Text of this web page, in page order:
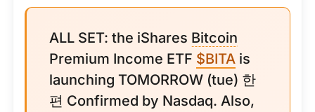
ALL SET: the iShares Bitcoin
Premium Income ETF $BITA is
launching TOMORROW (tue) 한
편 Confirmed by Nasdaq. Also,